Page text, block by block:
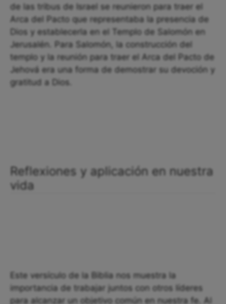
de las tribus de Israel se reunieron para traer el
Arca del Pacto que representaba la presencia de
Dios y establecerla en el Templo de Salomón en
Jerusalén. Para Salomón, la construcción del
templo y la reunión para traer el Arca del Pacto de
Jehová era una forma de demostrar su devoción y
gratitud a Dios.
Reflexiones y aplicación en nuestra
vida
Este versículo de la Biblia nos muestra la
importancia de trabajar juntos con otros líderes
para alcanzar un objetivo común en nuestra fe. Al